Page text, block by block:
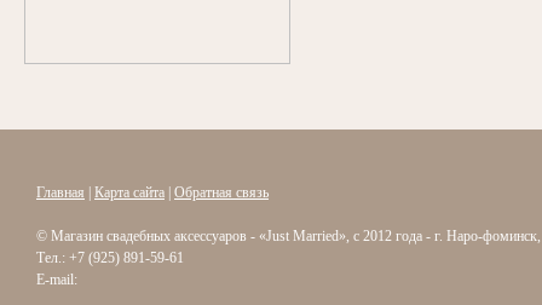
Главная Карта сайта Обратная связь
© Магазин свадебных аксессуаров - «Just Married», с 2012 года - г. Наро-
Тел.: +7 (925) 891-59-61
E-mail: